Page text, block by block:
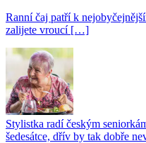
Ranní čaj patří k
zalijete vroucí […]
Stylistka radí českým
šedesátce, dřív by tak dobře